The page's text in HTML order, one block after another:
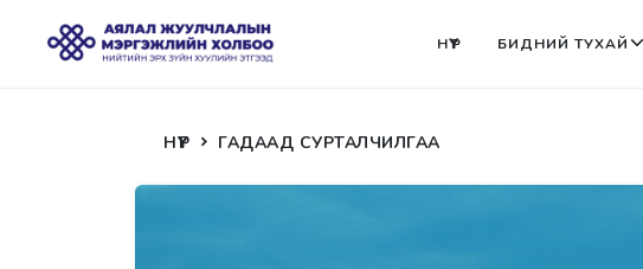
НҮҮР БИДНИЙ ТУХАЙ
НҮҮР ГАДААД СУРТАЛЧИЛГАА